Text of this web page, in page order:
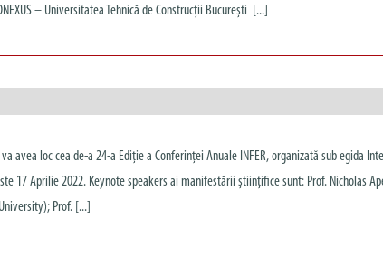
– Universitatea Tehnică de Construcții București [...]
avea loc cea de-a 24-a Ediție a Conferinței Anuale INFER, organizată sub egida
17 Aprilie 2022. Keynote speakers ai manifestării științifice sunt: Prof. Nicholas
Prof. [...]